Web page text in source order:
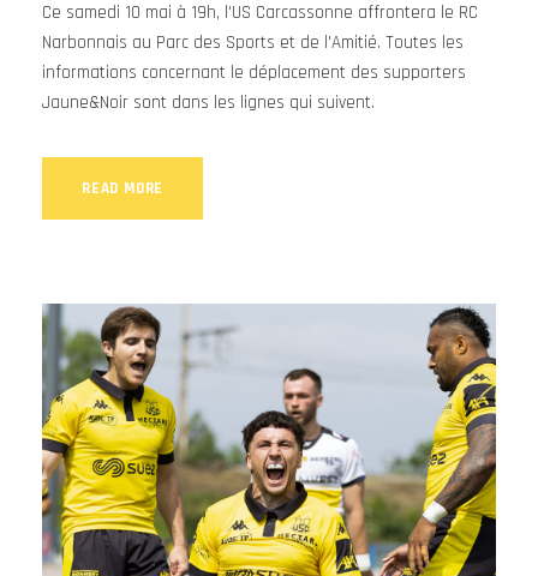
Ce samedi 10 mai à 19h, l'US Carcassonne affrontera le RC
Narbonnais au Parc des Sports et de l'Amitié. Toutes les
informations concernant le déplacement des supporters
Jaune&Noir sont dans les lignes qui suivent.
READ MORE